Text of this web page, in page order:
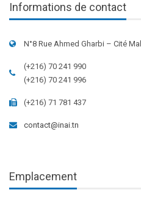
Informations de contact
N°8 Rue Ahmed Gharbi – Cité
(+216) 70 241 990
(+216) 70 241 996
(+216) 71 781 437
contact@inai.tn
Emplacement